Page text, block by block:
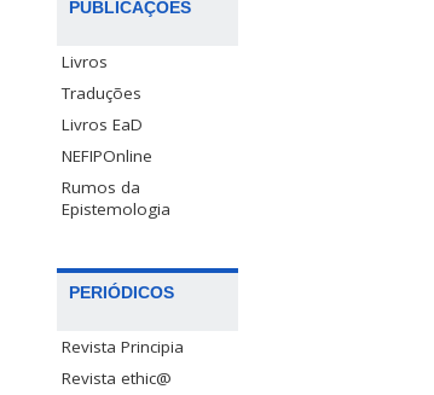
PUBLICAÇÕES
Livros
Traduções
Livros EaD
NEFIPOnline
Rumos da
Epistemologia
PERIÓDICOS
Revista Principia
Revista ethic@